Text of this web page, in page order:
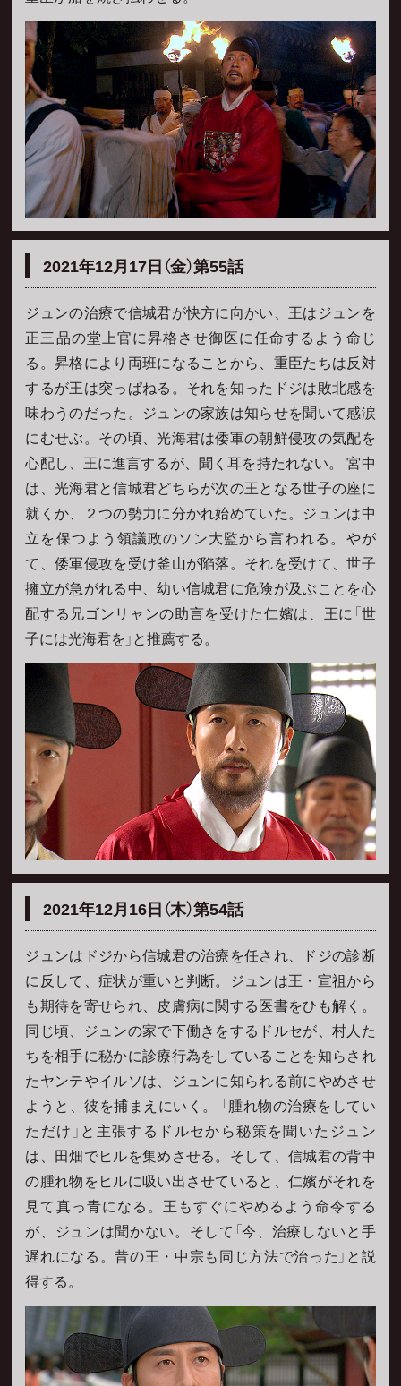
2021年12月17日（金）第55話
ジュンの治療で信城君が快方に向かい、王はジュンを
正三品の堂上官に昇格させ御医に任命するよう命じ
る。昇格により両班になることから、重臣たちは反対
するが王は突っぱねる。それを知ったドジは敗北感を
味わうのだった。ジュンの家族は知らせを聞いて感涙
にむせぶ。その頃、光海君は倭軍の朝鮮侵攻の気配を
心配し、王に進言するが、聞く耳を持たれない。 宮中
は、光海君と信城君どちらが次の王となる世子の座に
就くか、２つの勢力に分かれ始めていた。ジュンは中
立を保つよう領議政のソン大監から言われる。やが
て、倭軍侵攻を受け釜山が陥落。それを受けて、世子
擁立が急がれる中、幼い信城君に危険が及ぶことを心
配する兄ゴンリャンの助言を受けた仁嬪は、王に「世
子には光海君を」と推薦する。
2021年12月16日（木）第54話
ジュンはドジから信城君の治療を任され、ドジの診断
に反して、症状が重いと判断。ジュンは王・宣祖から
も期待を寄せられ、皮膚病に関する医書をひも解く。
同じ頃、ジュンの家で下働きをするドルセが、村人た
ちを相手に秘かに診療行為をしていることを知らされ
たヤンテやイルソは、ジュンに知られる前にやめさせ
ようと、彼を捕まえにいく。 「腫れ物の治療をしてい
ただけ」と主張するドルセから秘策を聞いたジュン
は、田畑でヒルを集めさせる。そして、信城君の背中
の腫れ物をヒルに吸い出させていると、仁嬪がそれを
見て真っ青になる。王もすぐにやめるよう命令する
が、ジュンは聞かない。そして「今、治療しないと手
遅れになる。昔の王・中宗も同じ方法で治った」と説
得する。